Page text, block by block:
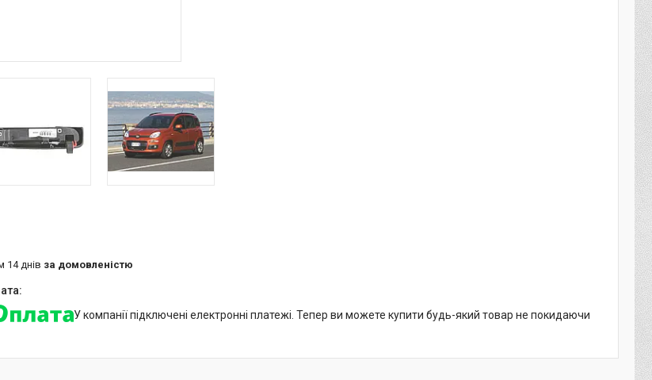
14 днів за домовленістю
У компанії підключені електронні платежі. Тепер ви можете купити будь-який товар не покидаючи